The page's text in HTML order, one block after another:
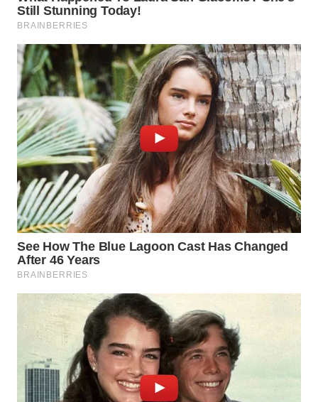
WN DELI
SERDANG
WN
TEBING
TINGGI
WN
PAKPAK
WN
KARAWANG
WN
BEKASI
DEPOK
WN